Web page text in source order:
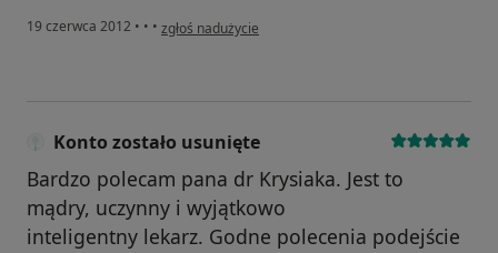
19 czerwca 2012 • • • w opinii użytkownika Konto zostało usunięte
zgłoś nadużycie
Konto zostało usunięte
Bardzo polecam pana dr Krysiaka. Jest to
mądry, uczynny i wyjątkowo
inteligentny lekarz. Godne polecenia podejście